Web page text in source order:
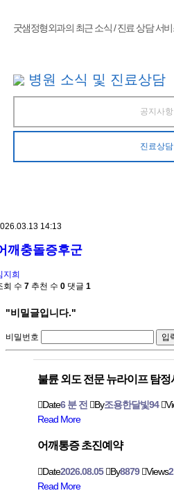
굿샘정형외과의 최근 소식 / 진료 상담 서
병원 소식 및 진료상담
공지사항
진료상담
14:13
깨충돌증후군
지희
회 수 7 추천 수 0 댓글 1
"비밀글입니다."
비밀번호
불륜 외도 전문 뉴라이프 탐
Date6 분 전 By조용한달빛94
Read More
어깨통증 초진예약
Date2026.08.05 By8879 Views2
Read More